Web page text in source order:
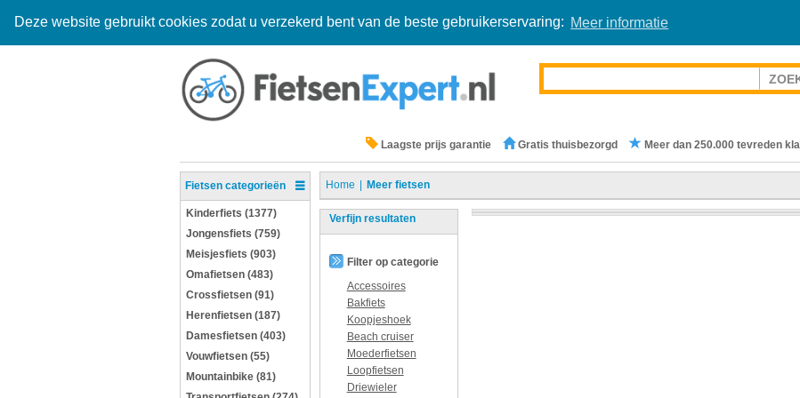
Deze website gebruikt cookies zodat u verzekerd bent van de beste gebruikerservaring: Meer informatie
Laagste prijs garantie Gratis thuisbezorgd Meer dan 250.000 tevreden
Fietsen categorieën
Kinderfiets (1377)
Jongensfiets (759)
Meisjesfiets (903)
Omafietsen (483)
Crossfietsen (91)
Herenfietsen (187)
Damesfietsen (403)
Vouwfietsen (55)
Mountainbike (81)
Home Meer fietsen
Verfijn resultaten
Filter op categorie
Accessoires
Bakfiets
Koopjeshoek
Beach cruiser
Moederfietsen
Loopfietsen
Driewieler